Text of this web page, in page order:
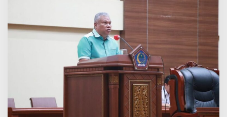
m
p
R
a
p
a
t
P
e
r